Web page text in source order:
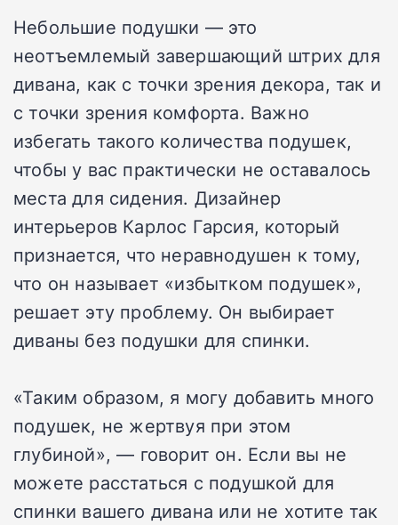
Небольшие подушки — это
неотъемлемый завершающий штрих для
дивана, как с точки зрения декора, так и
с точки зрения комфорта. Важно
избегать такого количества подушек,
чтобы у вас практически не оставалось
места для сидения. Дизайнер
интерьеров Карлос Гарсия, который
признается, что неравнодушен к тому,
что он называет «избытком подушек»,
решает эту проблему. Он выбирает
диваны без подушки для спинки.
«Таким образом, я могу добавить много
подушек, не жертвуя при этом
глубиной», — говорит он. Если вы не
можете расстаться с подушкой для
спинки вашего дивана или не хотите так